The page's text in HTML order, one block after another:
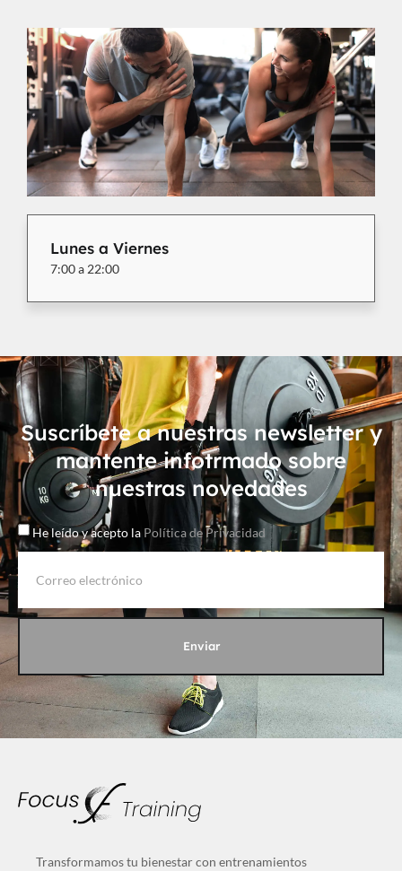
Lunes a Viernes
7:00 a 22:00
Suscríbete a nuestras newsletter y
mantente infotrmado sobre
nuestras novedades
He leído y acepto la Política de Privacidad
Enviar
Transformamos tu bienestar con entrenamientos